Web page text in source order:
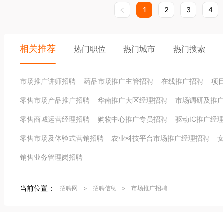
1 2 3 4
相关推荐 热门职位 热门城市 热门搜索
市场推广讲师招聘 药品市场推广主管招聘 在线推广招聘 项
零售市场产品推广招聘 华南推广大区经理招聘 市场调研及推
零售商城运营经理招聘 购物中心推广专员招聘 驱动IC推广经
零售市场及体验式营销招聘 农业科技平台市场推广经理招聘
销售业务管理岗招聘
当前位置： 招聘网 > 招聘信息 > 市场推广招聘